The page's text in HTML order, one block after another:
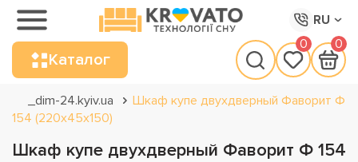
RU
Каталог
0 0
_dim-24.kyiv.ua
Шкаф купе двухдверный Фаворит Ф
154 (220х45х150)
Шкаф купе двухдверный Фаворит Ф 154